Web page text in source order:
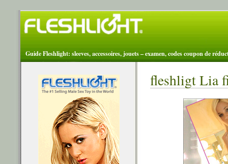
Guide Fleshlight: sleeves, accessoires, jouets – examen, codes coupon de
fleshligt Lia